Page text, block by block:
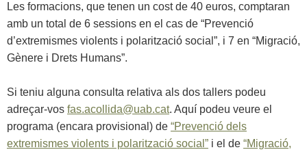
Les formacions, que tenen un cost de 40 euros, comptaran
amb un total de 6 sessions en el cas de “Prevenció
d’extremismes violents i polarització social”, i 7 en “Migració,
Gènere i Drets Humans”.
Si teniu alguna consulta relativa als dos tallers podeu
adreçar-vos fas.acollida@uab.cat. Aquí podeu veure el
programa (encara provisional) de “Prevenció dels
extremismes violents i polarització social” i el de “Migració,